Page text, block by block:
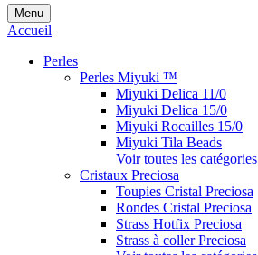
Menu
Accueil
Perles
Perles Miyuki ™
Miyuki Delica 11/0
Miyuki Delica 15/0
Miyuki Rocailles 15/0
Miyuki Tila Beads
Voir toutes les catégories
Cristaux Preciosa
Toupies Cristal Preciosa
Rondes Cristal Preciosa
Strass Hotfix Preciosa
Strass à coller Preciosa